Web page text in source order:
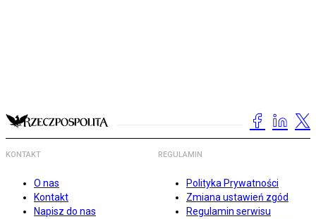
KONTAKT
O nas
Kontakt
Napisz do nas
REGULAMIN
Polityka Prywatności
Zmiana ustawień zgód
Regulamin serwisu